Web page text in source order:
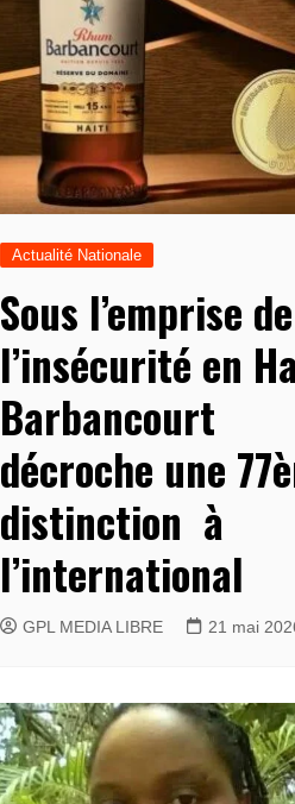
Actualité Nationale
Sous l’emprise de
l’insécurité en
Barbancourt
décroche une
distinction à
l’international
GPL MEDIA LIBRE 21 mai